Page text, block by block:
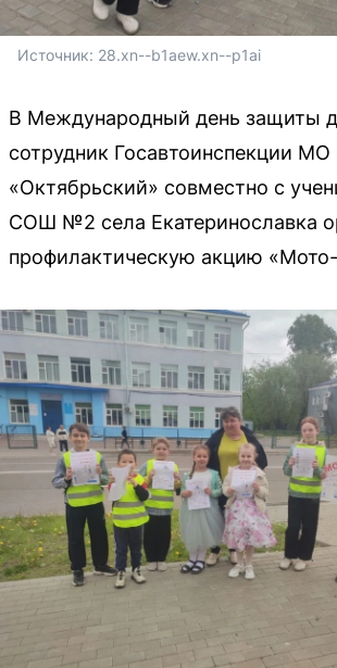
Источник: 28.xn--b1aew.xn--p1ai
В Международный день защиты
сотрудник Госавтоинспекции
«Октябрьский» совместно с
СОШ №2 села Екатеринославка
профилактическую акцию